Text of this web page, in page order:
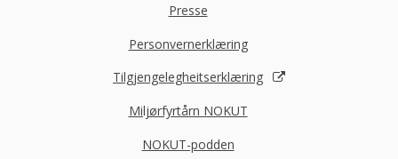
Presse
Personvernerklæring
Tilgjengelegheitserklæring
Miljørfyrtårn NOKUT
NOKUT-podden